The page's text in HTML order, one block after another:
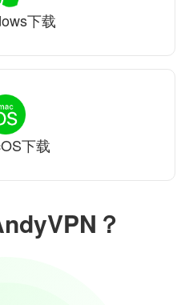
？
下载
下载